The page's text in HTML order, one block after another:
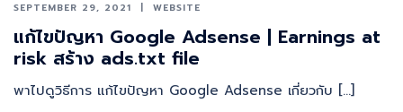
SEPTEMBER 29, 2021 WEBSITE
แก้ไขปัญหา Google Adsense | Earnings at
risk สร้าง ads.txt file
พาไปดูวิธีการ แก้ไขปัญหา Google Adsense เกี่ยวกับ […]